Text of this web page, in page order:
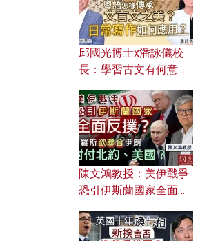
邱國光博士x潘詠儀校
長：學習古文有何意
文之美？ 日常寫作如何
應用？
陳文鴻教授：美伊戰爭
恐引伊斯蘭國家全面反
對付北約美國？